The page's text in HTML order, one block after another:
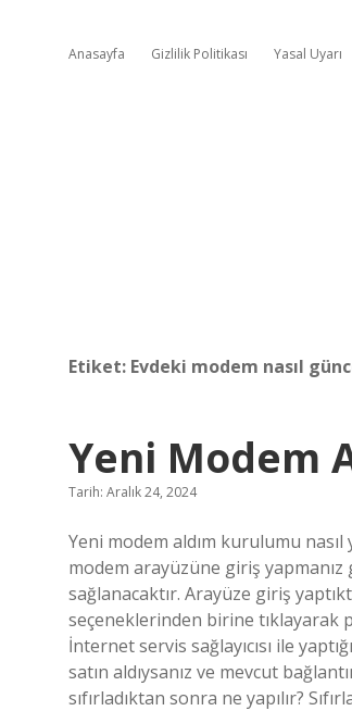
Anasayfa Gizlilik Politikası Yasal Uyarı
Etiket: Evdeki modem nasıl
Yeni Modem
Tarih: Aralık 24, 2024
Yeni modem aldım kurulumu
modem arayüzüne giriş yapmanız
sağlanacaktır. Arayüze giriş
seçeneklerinden birine tıklayarak
İnternet servis sağlayıcısı ile
satın aldıysanız ve mevcut
sıfırladıktan sonra ne yapılır?